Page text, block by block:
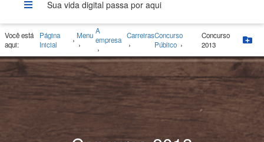
Sua vida digital passa por aqui
Você está
aqui:
Página
Inicial
›Menu
›
A
empresa
›
Carreiras
›
Concurso
Público ›
Concurso
2013